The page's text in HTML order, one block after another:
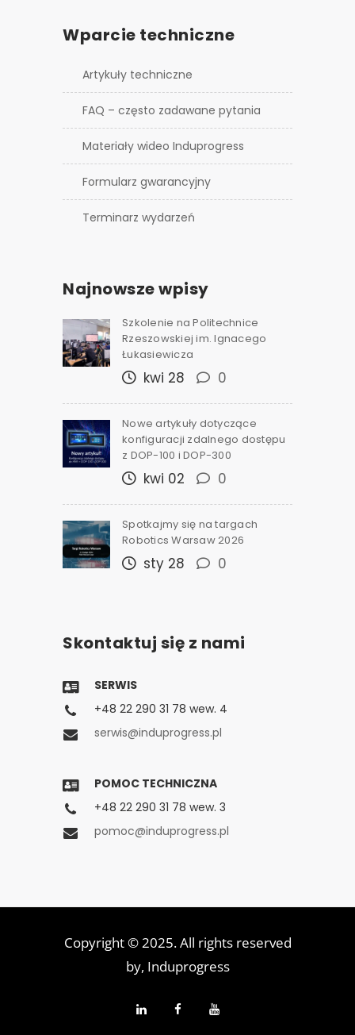
Wparcie techniczne
Artykuły techniczne
FAQ – często zadawane pytania
Materiały wideo Induprogress
Formularz gwarancyjny
Terminarz wydarzeń
Najnowsze wpisy
Szkolenie na Politechnice
Rzeszowskiej im. Ignacego
Łukasiewicza
kwi 28 0
Nowe artykuły dotyczące
konfiguracji zdalnego dostępu
z DOP-100 i DOP-300
kwi 02 0
Spotkajmy się na targach
Robotics Warsaw 2026
sty 28 0
Skontaktuj się z nami
SERWIS
+48 22 290 31 78 wew. 4
serwis@induprogress.pl
POMOC TECHNICZNA
+48 22 290 31 78 wew. 3
pomoc@induprogress.pl
Copyright © 2025. All rights reserved
by, Induprogress